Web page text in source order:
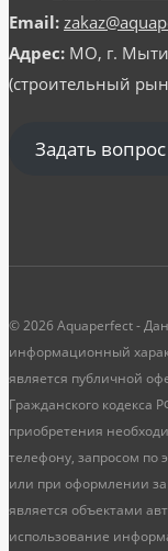
Email:
Адрес: МО, г.
(строительный
Задать
© 2026 Aquaperfect -
информационный
является публичной
Гражданского кодекса
приобретения
телефону, запросом по
или при оформлении
является объектами
использование